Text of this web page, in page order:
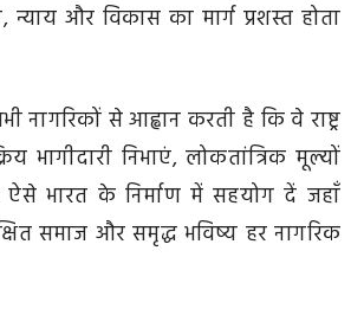
न्याय और विकास का मार्ग प्रशस्त होता
सभी नागरिकों से आह्वान करती है कि वे राष्ट्र
भागीदारी निभाएं, लोकतांत्रिक मूल्यों
भारत के निर्माण में सहयोग दें जहाँ
समाज और समृद्ध भविष्य हर नागरिक